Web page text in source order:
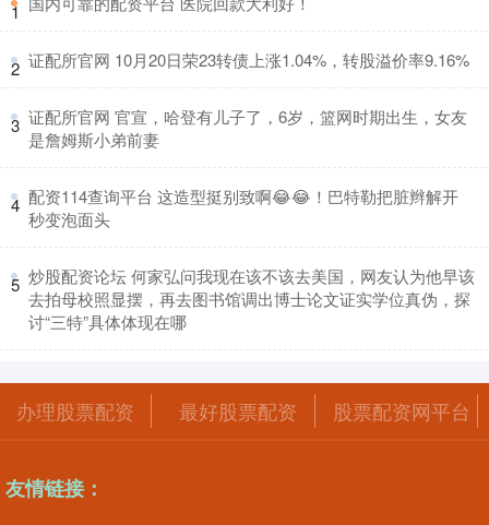
1
2 ​证配所官网 10月20日荣23转债上涨1.04%，转股溢价率9.16%
3 ​证配所官网 官宣，哈登有儿子了，6岁，篮网时期出生，女友
是詹姆斯小弟前妻
4 ​配资114查询平台 这造型挺别致啊😂😂！巴特勒把脏辫解开
秒变泡面头
5 ​炒股配资论坛 何家弘问我现在该不该去美国，网友认为他早该
去拍母校照显摆，再去图书馆调出博士论文证实学位真伪，探
讨“三特”具体体现在哪
办理股票配资 最好股票配资 股票配资网平台
友情链接：